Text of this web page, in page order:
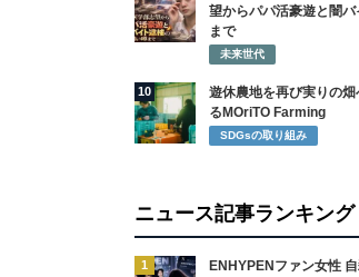
望からパパ活豪遊と闇
まで
未来世代
10
遊休農地を再び実りの
るMOriTO Farming
SDGsの取り組み
ニュース記事ランキング
1
ENHYPENファン女性